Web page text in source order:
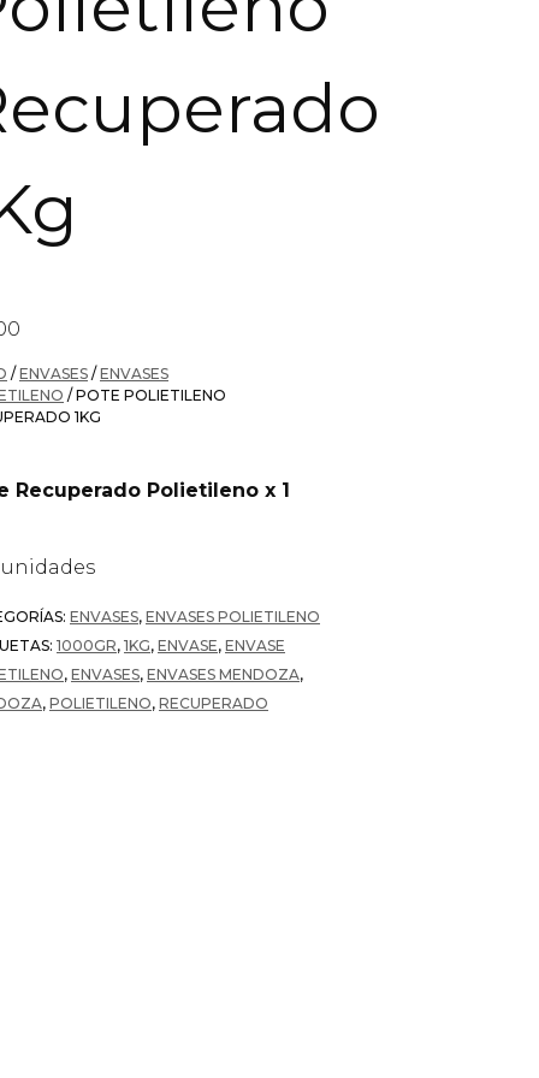
/ ENVASES / ENVASES
/ POTE POLIETILENO
1KG
Recuperado Polietileno x 1
unidades
ENVASES, ENVASES POLIETILENO
1000GR, 1KG, ENVASE, ENVASE
, ENVASES, ENVASES MENDOZA,
, POLIETILENO, RECUPERADO